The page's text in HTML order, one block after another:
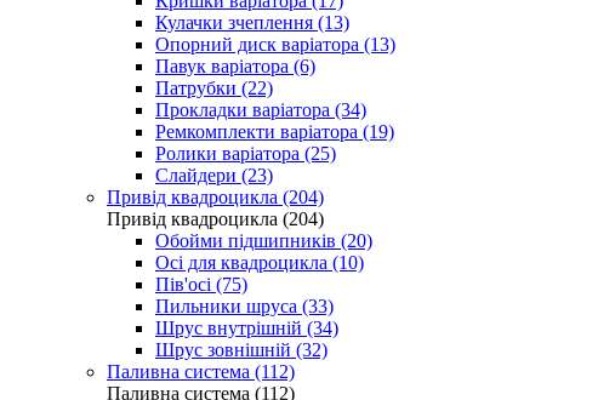
Кулачки зчеплення (13)
Опорний диск варіатора (13)
Павук варіатора (6)
Патрубки (22)
Прокладки варіатора (34)
Ремкомплекти варіатора (19)
Ролики варіатора (25)
Слайдери (23)
Привід квадроцикла (204)
Привід квадроцикла (204)
Обойми підшипників (20)
Осі для квадроцикла (10)
Пів'осі (75)
Пильники шруса (33)
Шрус внутрішній (34)
Шрус зовнішній (32)
Паливна система (112)
Паливна система (112)